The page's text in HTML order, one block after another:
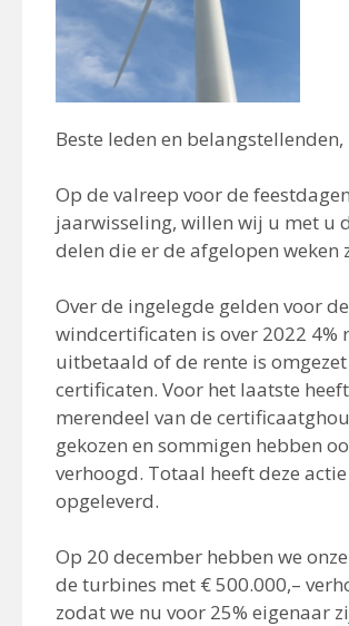
Beste leden en belangstellenden,
Op de valreep voor de
jaarwisseling, willen wij u met u
delen die er de afgelopen weken
Over de ingelegde gelden voor de
windcertificaten is over 2022 4%
uitbetaald of de rente is
certificaten. Voor het laatste
merendeel van de
gekozen en sommigen hebben
verhoogd. Totaal heeft deze
opgeleverd.
Op 20 december hebben we
de turbines met € 500.000,–
zodat we nu voor 25% eigenaar